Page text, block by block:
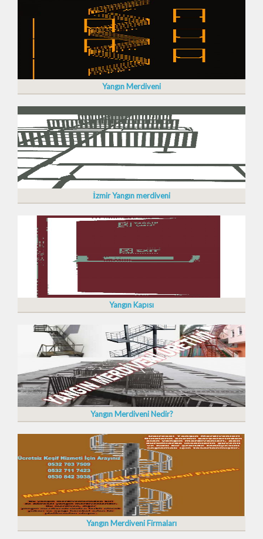
Yangın Merdiveni
İzmir Yangın merdiveni
Yangın Kapısı
Yangın Merdiveni Nedir?
Yangın Merdiveni Firmaları